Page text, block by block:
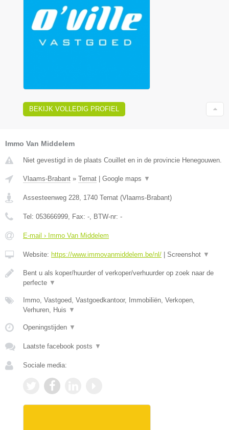
BEKIJK VOLLEDIG PROFIEL
Immo Van Middelem
Niet gevestigd in de plaats Couillet en in de provincie Henegouwen.
Vlaams-Brabant » Ternat Google maps ▼
Assesteenweg 228 1740 Ternat (Vlaams-Brabant)
Tel: 053666999 , Fax: - , BTW-nr: -
E-mail › Immo Van Middelem
Website: https://www.immovanmiddelem.be/nl/ Screenshot ▼
Bent u als koper/huurder of verkoper/verhuurder op zoek naar de
perfecte ▼
Immo, Vastgoed, Vastgoedkantoor, Immobiliën, Verkopen,
Verhuren, Huis ▼
Openingstijden ▼
Laatste facebook posts ▼
Sociale media: